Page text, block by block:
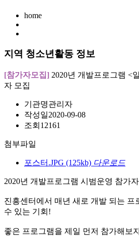
home
지역 청소년활동 정보
[참가자모집] 2020년 개발프로그램 <
자 모집
기관명관리자
작성일2020-09-08
조회 12161
첨부파일
포스터.JPG (125kb) 다운로드
2020년 개발프로그램 시범운영 참가
진흥센터에서 매년 새로 개발 되는 프
수 있는 기회!
좋은 프로그램을 제일 먼저 참가해보